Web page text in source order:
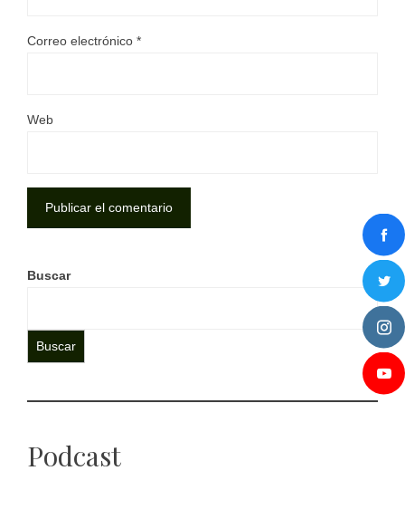
Correo electrónico *
Web
Buscar
Buscar
Podcast